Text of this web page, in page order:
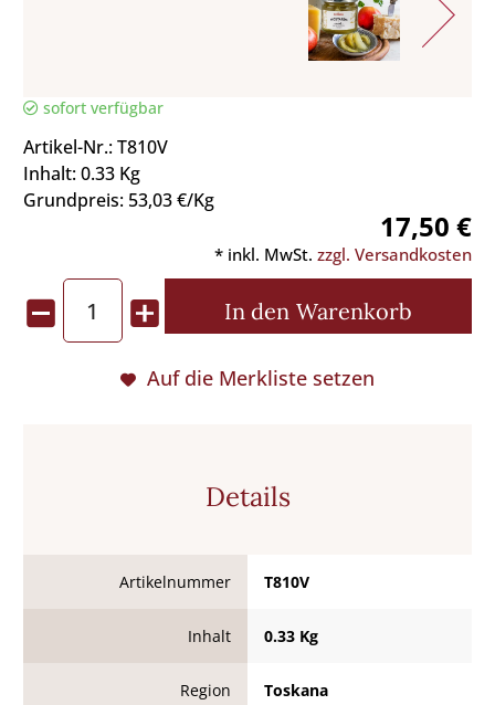
sofort verfügbar
Artikel-Nr.: T810V
Inhalt: 0.33 Kg
Grundpreis: 53,03 €/Kg
17,50 €
* inkl. MwSt.zzgl. Versandkosten
In den Warenkorb
Auf die Merkliste setzen
Details
Artikelnummer T810V
Inhalt 0.33 Kg
Region Toskana